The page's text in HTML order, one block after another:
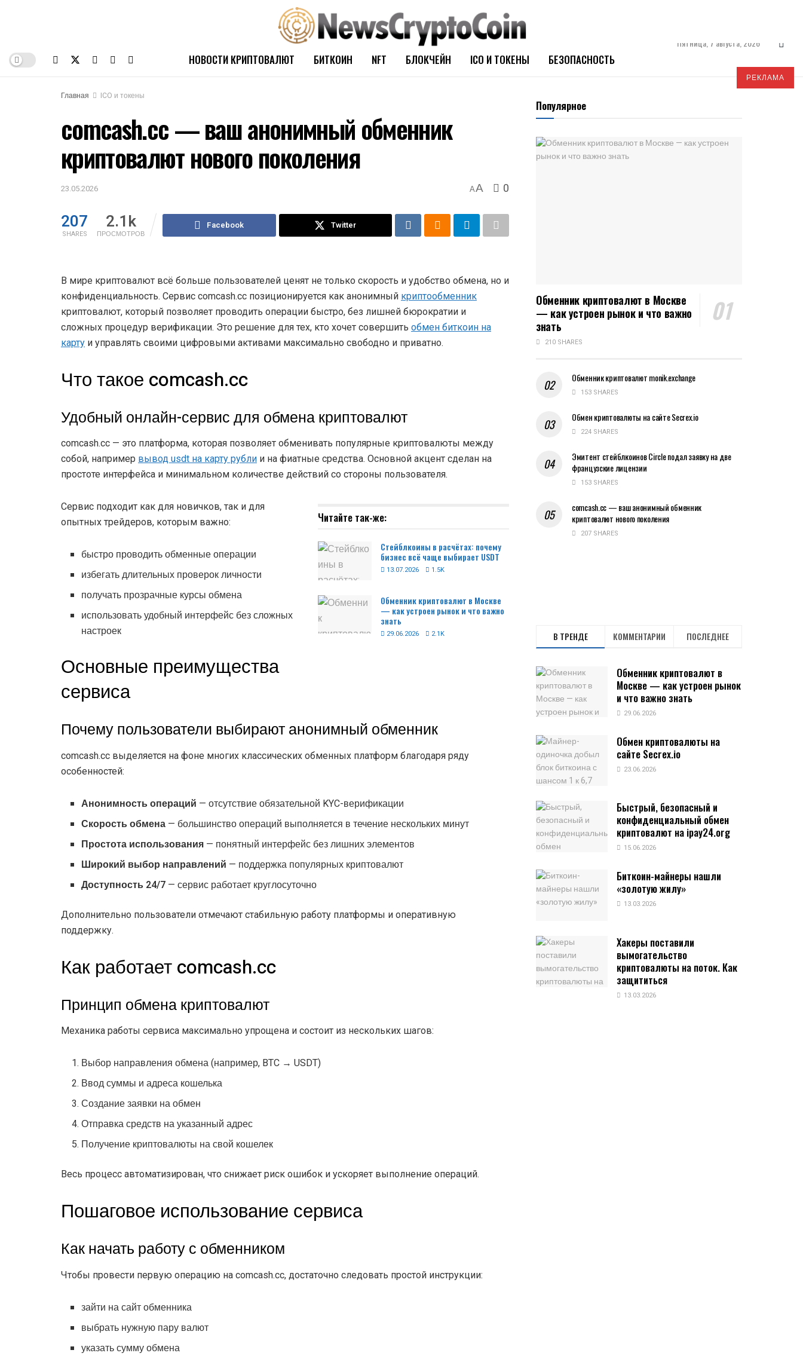
НОВОСТИ КРИПТОВАЛЮТ БИТКОИН NFT БЛОКЧЕЙН ICO И ТОКЕНЫ БЕЗОПАСНОСТЬ
Пятница, 7 августа, 2026
РЕКЛАМА
Главная
ICO и токены
comcash.cc — ваш анонимный обменник
криптовалют нового поколения
23.05.2026 AA 0
207
SHARES
2.1k
ПРОСМОТРОВ
Facebook Twitter
В мире криптовалют всё больше пользователей ценят не только скорость и удобство обмена, но и
конфиденциальность. Сервис comcash.cc позиционируется как анонимный криптообменник
криптовалют, который позволяет проводить операции быстро, без лишней бюрократии и
сложных процедур верификации. Это решение для тех, кто хочет совершить обмен биткоин на
карту и управлять своими цифровыми активами максимально свободно и приватно.
Что такое comcash.cc
Удобный онлайн-сервис для обмена криптовалют
comcash.cc — это платформа, которая позволяет обменивать популярные криптовалюты между
собой, например вывод usdt на карту рубли и на фиатные средства. Основной акцент сделан на
простоте интерфейса и минимальном количестве действий со стороны пользователя.
Читайте так-же:
Стейблкоины в расчётах: почему
бизнес всё чаще выбирает USDT
13.07.2026 1.5K
Обменник криптовалют в Москве
— как устроен рынок и что важно
знать
29.06.2026 2.1K
Сервис подходит как для новичков, так и для
опытных трейдеров, которым важно:
быстро проводить обменные операции
избегать длительных проверок личности
получать прозрачные курсы обмена
использовать удобный интерфейс без сложных
настроек
Основные преимущества
сервиса
Почему пользователи выбирают анонимный обменник
comcash.cc выделяется на фоне многих классических обменных платформ благодаря ряду
особенностей:
Анонимность операций — отсутствие обязательной KYC-верификации
Скорость обмена — большинство операций выполняется в течение нескольких минут
Простота использования — понятный интерфейс без лишних элементов
Широкий выбор направлений — поддержка популярных криптовалют
Доступность 24/7 — сервис работает круглосуточно
Дополнительно пользователи отмечают стабильную работу платформы и оперативную
поддержку.
Как работает comcash.cc
Принцип обмена криптовалют
Механика работы сервиса максимально упрощена и состоит из нескольких шагов:
Выбор направления обмена (например, BTC → USDT)
Ввод суммы и адреса кошелька
Создание заявки на обмен
Отправка средств на указанный адрес
Получение криптовалюты на свой кошелек
Весь процесс автоматизирован, что снижает риск ошибок и ускоряет выполнение операций.
Пошаговое использование сервиса
Как начать работу с обменником
Чтобы провести первую операцию на comcash.cc, достаточно следовать простой инструкции:
зайти на сайт обменника
выбрать нужную пару валют
указать сумму обмена
Популярное
Обменник криптовалют в Москве
— как устроен рынок и что важно
знать
210 SHARES
Обменник криптовалют monik.exchange
153 SHARES
Обмен криптовалюты на сайте Secrex.io
224 SHARES
Эмитент стейблкоинов Circle подал заявку на две
французские лицензии
153 SHARES
comcash.cc — ваш анонимный обменник
криптовалют нового поколения
207 SHARES
В ТРЕНДЕ КОММЕНТАРИИ ПОСЛЕДНЕЕ
Обменник криптовалют в
Москве — как устроен рынок
и что важно знать
29.06.2026
Обмен криптовалюты на
сайте Secrex.io
23.06.2026
Быстрый, безопасный и
конфиденциальный обмен
криптовалют на ipay24.org
15.06.2026
Биткоин-майнеры нашли
«золотую жилу»
13.03.2026
Хакеры поставили
вымогательство
криптовалюты на поток. Как
защититься
13.03.2026